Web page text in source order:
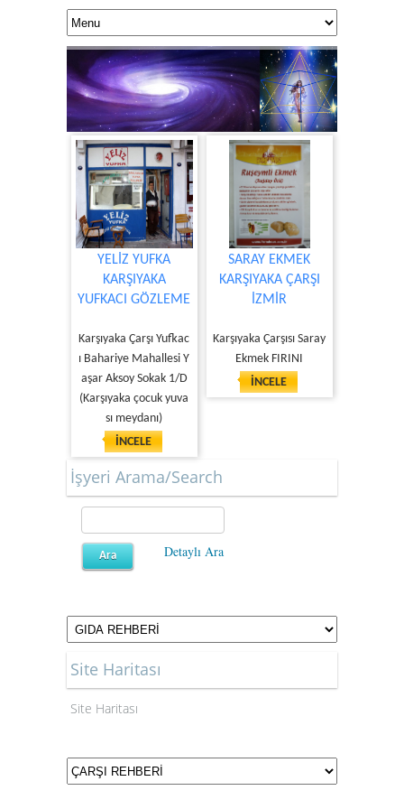
YELİZ YUFKA
KARŞIYAKA
YUFKACI GÖZLEME
Karşıyaka Çarşı Yufkac
ı Bahariye Mahallesi Y
aşar Aksoy Sokak 1/D
(Karşıyaka çocuk yuva
sı meydanı)
İNCELE
SARAY EKMEK
KARŞIYAKA ÇARŞI
İZMİR
Karşıyaka Çarşısı Saray
Ekmek FIRINI
İNCELE
İşyeri Arama/Search
Detaylı Ara
Site Haritası
Site Haritası